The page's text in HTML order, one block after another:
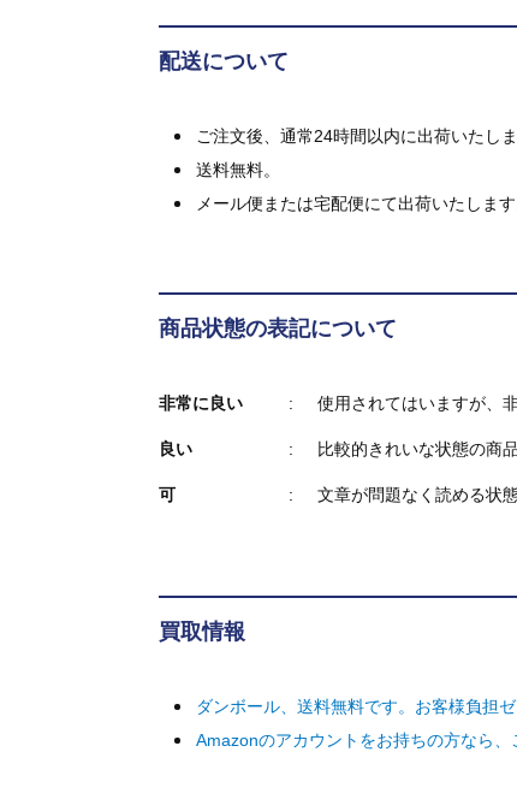
配送について
ご注文後、通常24時間以内に出荷いたしま
送料無料。
メール便または宅配便にて出荷いたします
商品状態の表記について
非常に良い 使用されてはいますが、
良い 比較的きれいな状態の商
可 文章が問題なく読める状
買取情報
ダンボール、送料無料です。お客様負担
Amazonのアカウントをお持ちの方なら